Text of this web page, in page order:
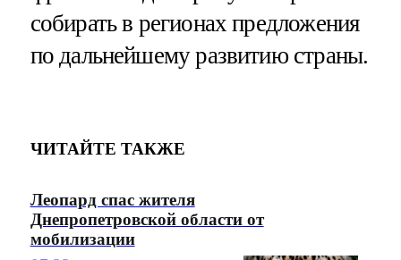
собирать в регионах предложения
по дальнейшему развитию страны.
ЧИТАЙТЕ ТАКЖЕ
Леопард спас жителя
Днепропетровской области от
мобилизации